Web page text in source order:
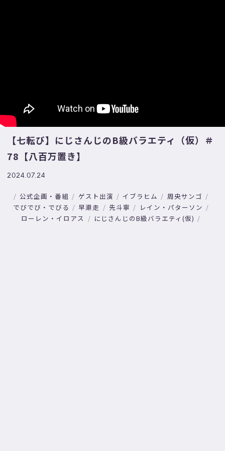
【七転び】にじさんじのB級バラエティ（仮）＃
78【八百万置き】
2024.07.24
公式企画・番組 ゲスト出演 イブラヒム
周央サンゴ
でびでび・でびる
早瀬走 先斗寧
レイン・パターソン
ローレン・イロアス
にじさんじのB級バラエティ(仮)